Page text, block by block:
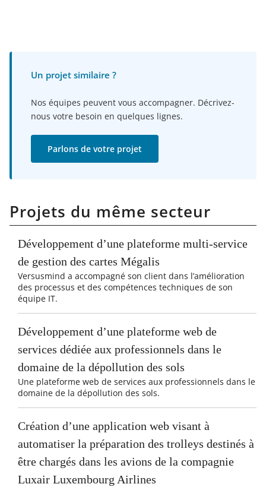
Un projet similaire ?
Nos équipes peuvent vous accompagner. Décrivez-
nous votre besoin en quelques lignes.
Parlons de votre projet
Projets du même secteur
Développement d’une plateforme multi-service
de gestion des cartes Mégalis
Versusmind a accompagné son client dans l’amélioration
des processus et des compétences techniques de son
équipe IT.
Développement d’une plateforme web de
services dédiée aux professionnels dans le
domaine de la dépollution des sols
Une plateforme web de services aux professionnels dans le
domaine de la dépollution des sols.
Création d’une application web visant à
automatiser la préparation des trolleys destinés à
être chargés dans les avions de la compagnie
Luxair Luxembourg Airlines